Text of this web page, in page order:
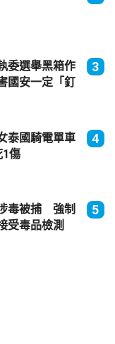
委選舉黑箱作
國安一定「釘
3
泰國騎電單車
傷
4
毒被捕 強制
受毒品檢測
5